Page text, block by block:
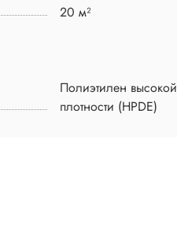
20 м²
Полиэтилен высокой
плотности (HPDE)